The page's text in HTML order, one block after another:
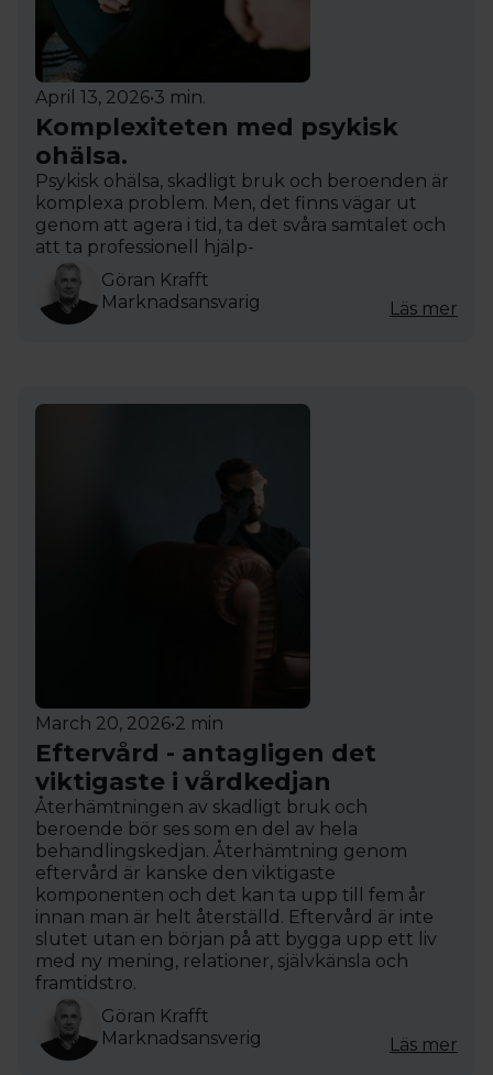
April 13, 2026•3 min.
Komplexiteten med psykisk
ohälsa.
Psykisk ohälsa, skadligt bruk och beroenden är
komplexa problem. Men, det finns vägar ut
genom att agera i tid, ta det svåra samtalet och
att ta professionell hjälp-
Göran Krafft
Marknadsansvarig
Läs mer
March 20, 2026•2 min
Eftervård - antagligen det
viktigaste i vårdkedjan
Återhämtningen av skadligt bruk och
beroende bör ses som en del av hela
behandlingskedjan. Återhämtning genom
eftervård är kanske den viktigaste
komponenten och det kan ta upp till fem år
innan man är helt återställd. Eftervård är inte
slutet utan en början på att bygga upp ett liv
med ny mening, relationer, självkänsla och
framtidstro.
Göran Krafft
Marknadsansverig
Läs mer